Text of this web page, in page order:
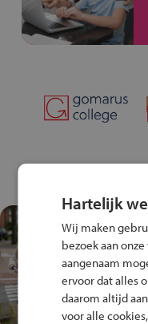
en
Hartelijk
Wij maken
bezoek aan
aangenaam
ervoor dat alles
daarom altijd
voor alle